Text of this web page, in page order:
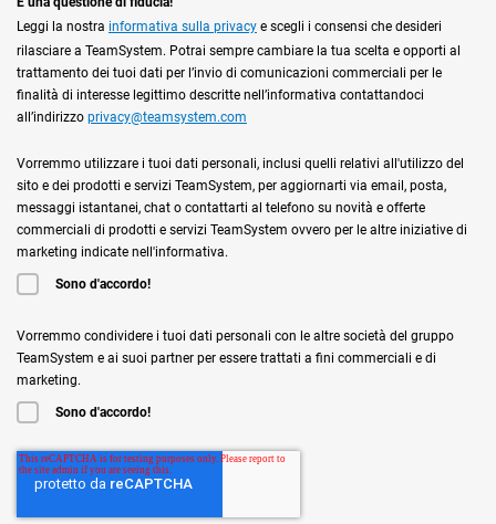
Leggi la nostra informativa sulla privacy e scegli i consensi che desideri
rilasciare a TeamSystem. Potrai sempre cambiare la tua scelta e opporti al
trattamento dei tuoi dati per l’invio di comunicazioni commerciali per le
finalità di interesse legittimo descritte nell’informativa contattandoci
all’indirizzo privacy@teamsystem.com
Vorremmo utilizzare i tuoi dati personali, inclusi quelli relativi all'utilizzo del
sito e dei prodotti e servizi TeamSystem, per aggiornarti via email, posta,
messaggi istantanei, chat o contattarti al telefono su novità e offerte
commerciali di prodotti e servizi TeamSystem ovvero per le altre iniziative di
marketing indicate nell'informativa.
Sono d'accordo!
Vorremmo condividere i tuoi dati personali con le altre società del gruppo
TeamSystem e ai suoi partner per essere trattati a fini commerciali e di
marketing.
Sono d'accordo!